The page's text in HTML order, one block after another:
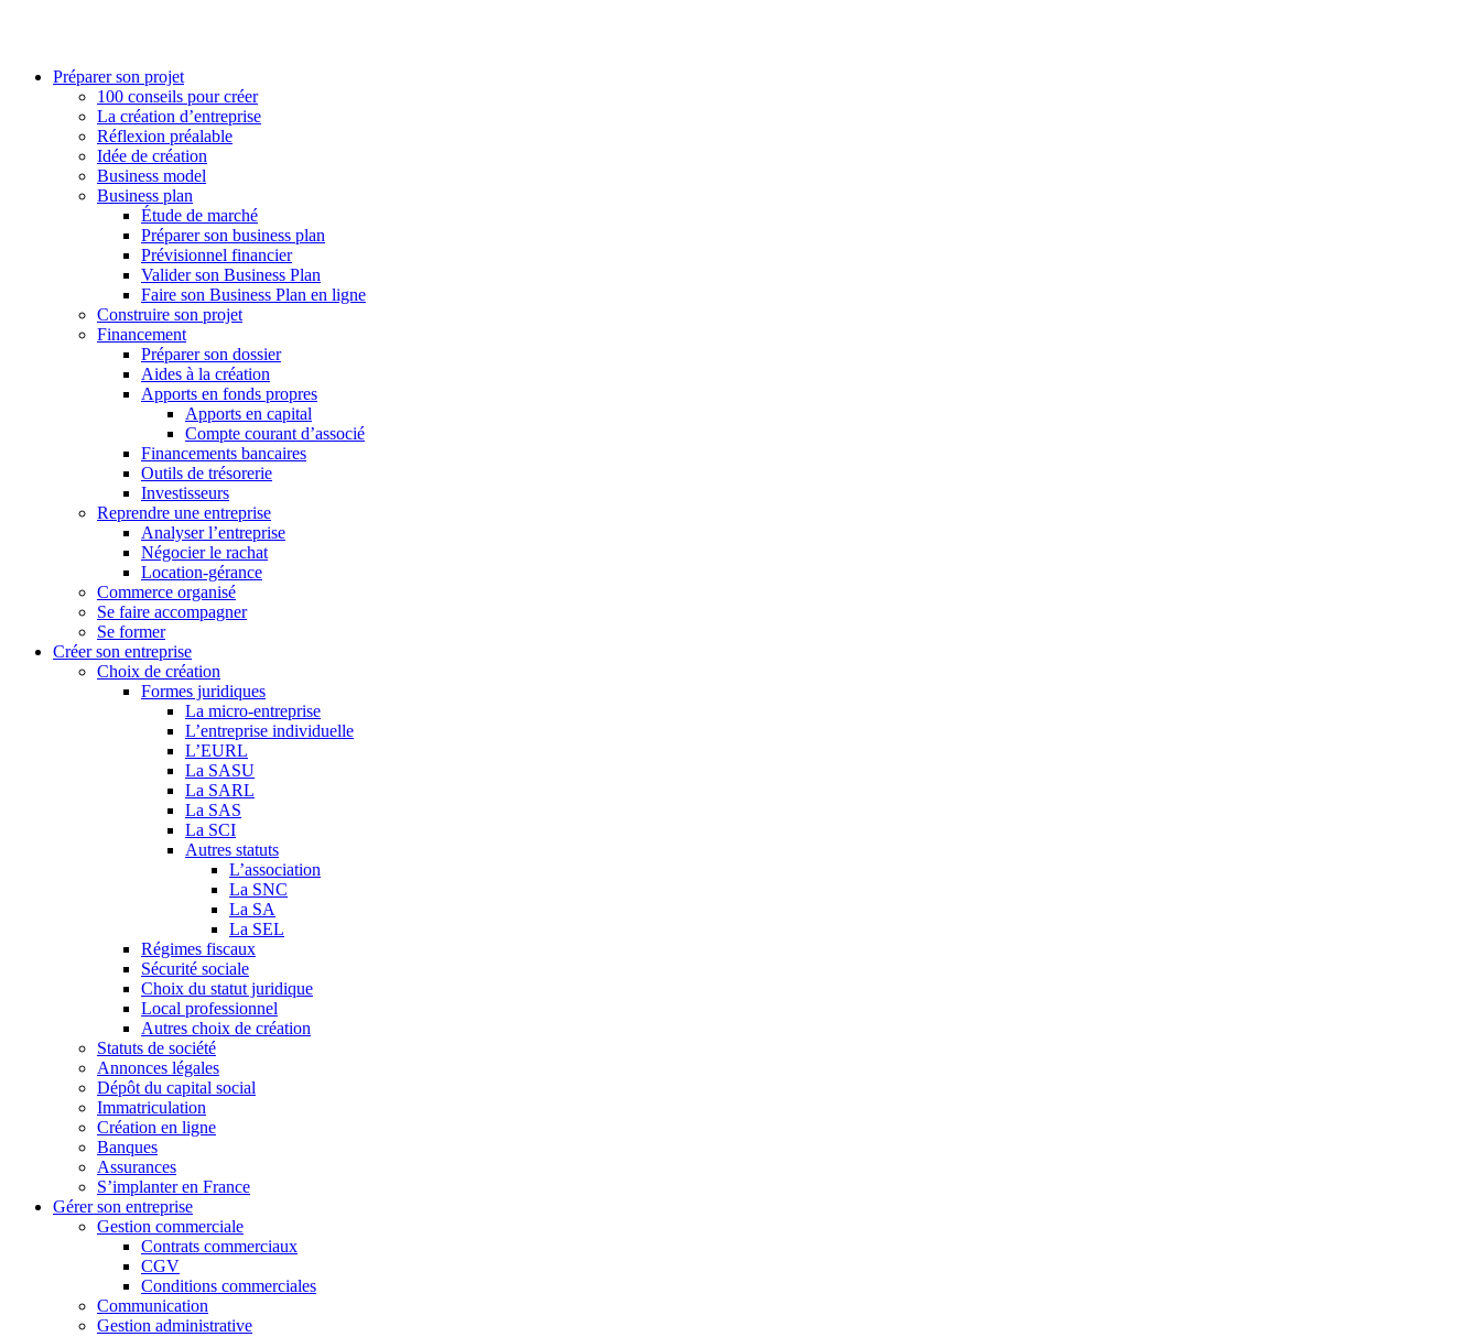
Préparer son projet
100 conseils pour créer
La création d’entreprise
Réflexion préalable
Idée de création
Business model
Business plan
Étude de marché
Préparer son business plan
Prévisionnel financier
Valider son Business Plan
Faire son Business Plan en ligne
Construire son projet
Financement
Préparer son dossier
Aides à la création
Apports en fonds propres
Apports en capital
Compte courant d’associé
Financements bancaires
Outils de trésorerie
Investisseurs
Reprendre une entreprise
Analyser l’entreprise
Négocier le rachat
Location-gérance
Commerce organisé
Se faire accompagner
Se former
Créer son entreprise
Choix de création
Formes juridiques
La micro-entreprise
L’entreprise individuelle
L’EURL
La SASU
La SARL
La SAS
La SCI
Autres statuts
L’association
La SNC
La SA
La SEL
Régimes fiscaux
Sécurité sociale
Choix du statut juridique
Local professionnel
Autres choix de création
Statuts de société
Annonces légales
Dépôt du capital social
Immatriculation
Création en ligne
Banques
Assurances
S’implanter en France
Gérer son entreprise
Gestion commerciale
Contrats commerciaux
CGV
Conditions commerciales
Communication
Gestion administrative